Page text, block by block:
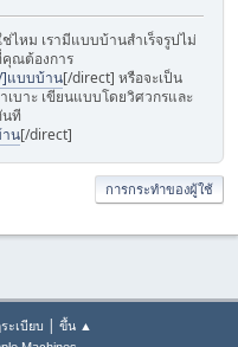
หม เรามีแบบบ้านสำเร็จรูปไม่
ณต้องการ
]แบบบ้าน[/direct] หรือจะเป็น
บาะ เขียนแบบโดยวิศวกรและ
ที
น[/direct]
การกระทำของผู้ใช้
ะเบียบ | ขึ้น ▲